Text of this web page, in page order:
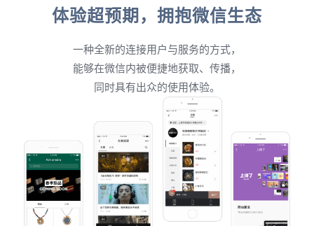
体验超预期，拥抱微信生态
一种全新的连接用户与服务的方式，
能够在微信内被便捷地获取、传播，
同时具有出众的使用体验。